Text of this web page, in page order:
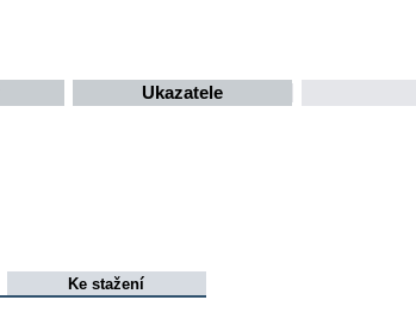
Ukazatele
Ke stažení